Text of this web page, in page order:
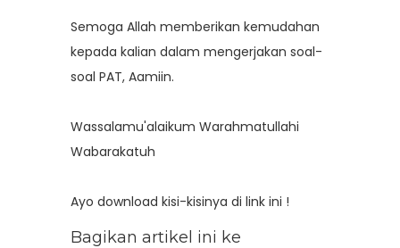
Semoga Allah memberikan kemudahan
kepada kalian dalam mengerjakan soal-
soal PAT, Aamiin.
Wassalamu'alaikum Warahmatullahi
Wabarakatuh
Ayo download kisi-kisinya di link ini !
Bagikan artikel ini ke